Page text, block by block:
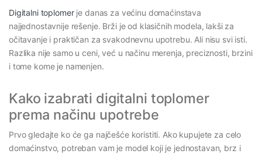
Digitalni toplomerje danas za većinu domaćinstava
najjednostavnije rešenje. Brži je od klasičnih modela, lakši za
očitavanje i praktičan za svakodnevnu upotrebu. Ali nisu svi isti.
Razlika nije samo u ceni, već u načinu merenja, preciznosti, brzini
i tome kome je namenjen.
Kako izabrati digitalni toplomer
prema načinu upotrebe
Prvo gledajte ko će ga najčešće koristiti. Ako kupujete za celo
domaćinstvo, potreban vam je model koji je jednostavan, brz i